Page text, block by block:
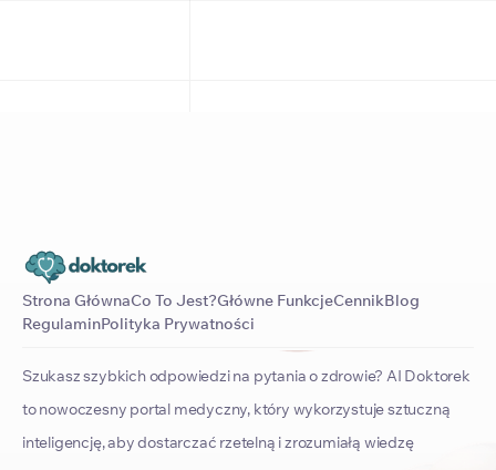
Strona GłównaCo To Jest?Główne FunkcjeCennikBlog
RegulaminPolityka Prywatności
Szukasz szybkich odpowiedzi na pytania o zdrowie? AI Doktorek
to nowoczesny portal medyczny, który wykorzystuje sztuczną
inteligencję, aby dostarczać rzetelną i zrozumiałą wiedzę